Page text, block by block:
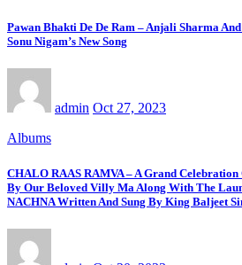
Pawan Bhakti De De Ram – Anjali Sharma
Sonu Nigam’s New Song
admin Oct 27, 2023
Albums
CHALO RAAS RAMVA – A Grand Celebration
By Our Beloved Villy Ma Along With The
NACHNA Written And Sung By King Baljeet